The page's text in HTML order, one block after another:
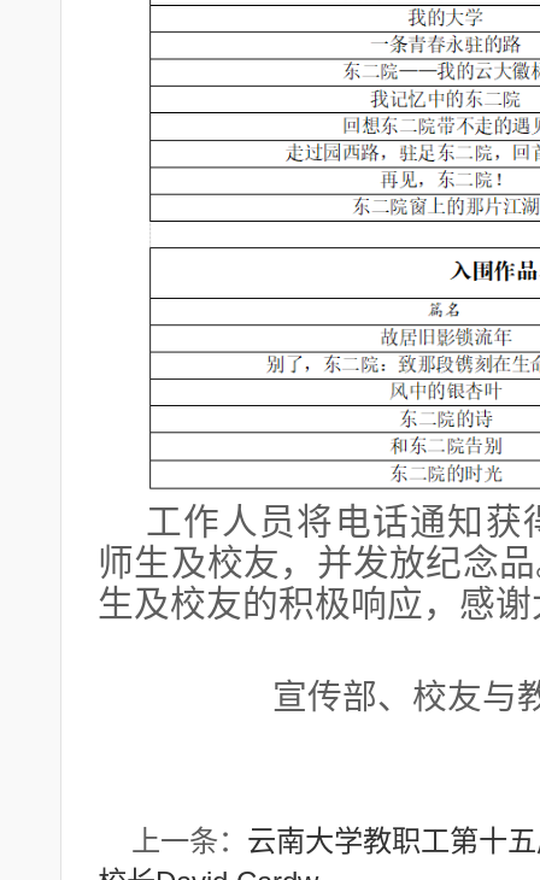
工作人员将电话通知获
师生及校友，并发放纪念
生及校友的积极响应，感
宣传部、校友与
上一条： 云南大学教职工第十